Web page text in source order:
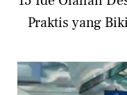
Praktis yang